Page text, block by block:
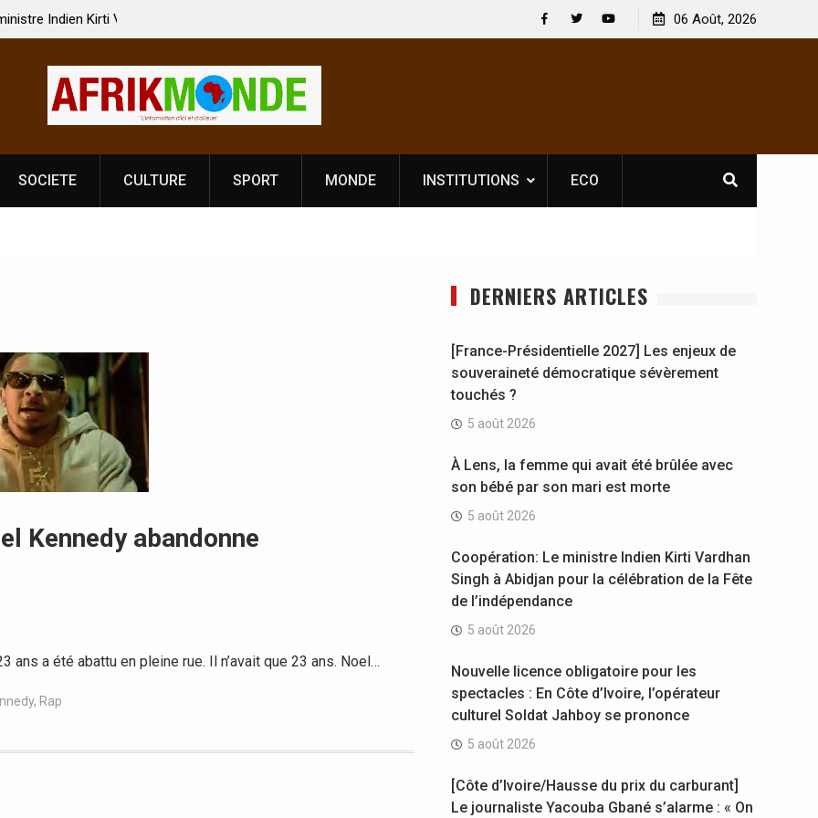
Singh à
de
Côte d’Ivoire, l’opérateur culturel Soldat Jahboy se
prononce
[France-Présidentielle 2027] Les enjeux de
souveraineté démocratique sévèrement touchés ?
06 Août, 2026
SOCIETE CULTURE SPORT MONDE INSTITUTIONS ECO
Kennedy abandonne
a été abattu en pleine rue. Il n’avait que 23 ans. Noel…
, Rap
DERNIERS ARTICLES
[France-Présidentielle 2027] Les enjeux de
souveraineté démocratique sévèrement
touchés ?
5 août 2026
À Lens, la femme qui avait été brûlée avec
son bébé par son mari est morte
5 août 2026
Coopération: Le ministre Indien Kirti Vardhan
Singh à Abidjan pour la célébration de la Fête
de l’indépendance
5 août 2026
Nouvelle licence obligatoire pour les
spectacles : En Côte d’Ivoire, l’opérateur
culturel Soldat Jahboy se prononce
5 août 2026
[Côte d’Ivoire/Hausse du prix du carburant]
Le journaliste Yacouba Gbané s’alarme : « On